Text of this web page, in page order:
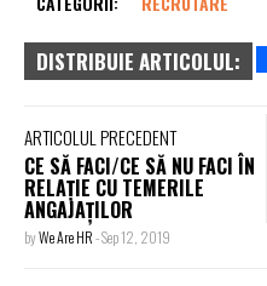
DISTRIBUIE ARTICOLUL:
ARTICOLUL PRECEDENT
CE SĂ FACI/CE SĂ NU FACI ÎN
RELAȚIE CU TEMERILE
ANGAJAȚILOR
byWe Are HR-Sep 12, 2019